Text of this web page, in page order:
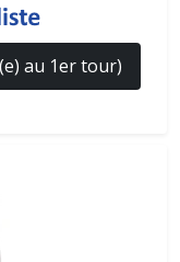
au 1er tour)